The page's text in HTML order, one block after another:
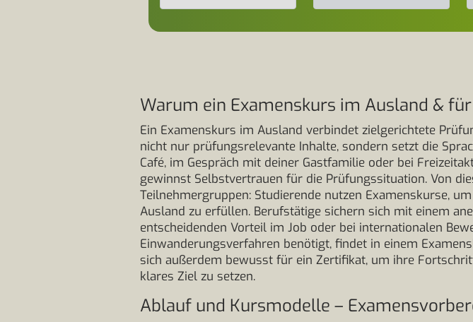
Warum ein Examenskurs im Ausland &
Ein Examenskurs im Ausland verbindet zielgerichtete
nicht nur prüfungsrelevante Inhalte, sondern setzt die
Café, im Gespräch mit deiner Gastfamilie oder bei
gewinnst Selbstvertrauen für die Prüfungssituation. Von
Teilnehmergruppen: Studierende nutzen Examenskurse,
Ausland zu erfüllen. Berufstätige sichern sich mit einem
entscheidenden Vorteil im Job oder bei internationalen
Einwanderungsverfahren benötigt, findet in einem
sich außerdem bewusst für ein Zertifikat, um ihre
klares Ziel zu setzen.
Ablauf und Kursmodelle –